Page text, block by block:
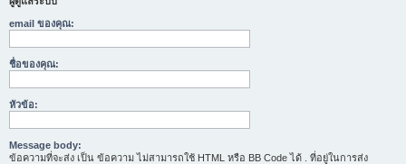
email ของคุณ:
ชื่อของคุณ:
หัวข้อ:
Message body:
ข้อความที่จะส่ง เป็น ข้อความ ไม่สามารถใช้ HTML หรือ BB Code ได้ . ที่อยู่ในการส่ง